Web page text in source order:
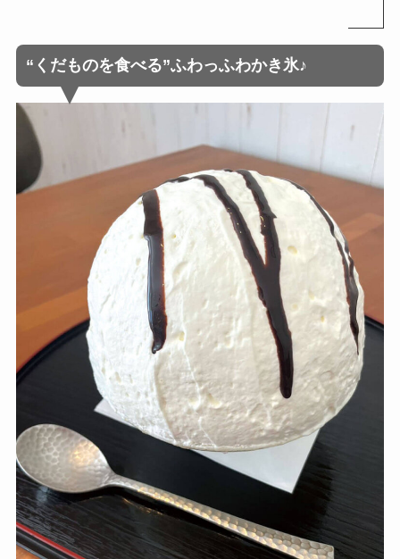
“くだものを食べる”ふわっふわかき氷♪